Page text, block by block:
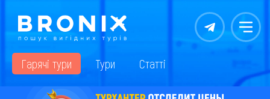
Контакты Меню
Гарячі тури Тури Статті